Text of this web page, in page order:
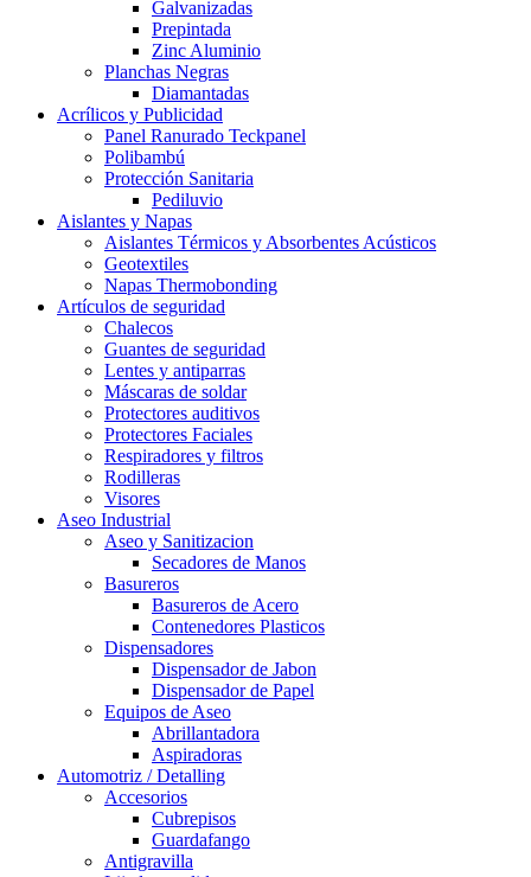
Galvanizadas
Prepintada
Zinc Aluminio
Planchas Negras
Diamantadas
Acrílicos y Publicidad
Panel Ranurado Teckpanel
Polibambú
Protección Sanitaria
Pediluvio
Aislantes y Napas
Aislantes Térmicos y Absorbentes Acústicos
Geotextiles
Napas Thermobonding
Artículos de seguridad
Chalecos
Guantes de seguridad
Lentes y antiparras
Máscaras de soldar
Protectores auditivos
Protectores Faciales
Respiradores y filtros
Rodilleras
Visores
Aseo Industrial
Aseo y Sanitizacion
Secadores de Manos
Basureros
Basureros de Acero
Contenedores Plasticos
Dispensadores
Dispensador de Jabon
Dispensador de Papel
Equipos de Aseo
Abrillantadora
Aspiradoras
Automotriz / Detalling
Accesorios
Cubrepisos
Guardafango
Antigravilla